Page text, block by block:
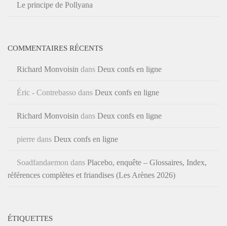
Le principe de Pollyana
COMMENTAIRES RÉCENTS
Richard Monvoisin dans Deux confs en ligne
Éric - Contrebasso dans Deux confs en ligne
Richard Monvoisin dans Deux confs en ligne
pierre dans Deux confs en ligne
Soadfandaemon dans Placebo, enquête – Glossaires, Index,
références complètes et friandises (Les Arènes 2026)
ÉTIQUETTES